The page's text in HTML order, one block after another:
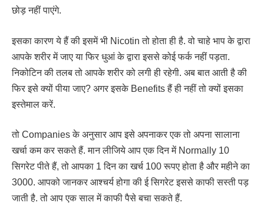
छोड़ नहीं पाएंगे.
इसका कारण ये हैं की इसमें भी Nicotin तो होता ही है. वो चाहे भाप के द्वारा
आपके शरीर में जाए या फिर धुआं के द्वारा इससे कोई फर्क नहीं पड़ता.
निकोटिन की तलब तो आपके शरीर को लगी ही रहेगी. अब बात आती है की
फिर इसे क्यों पीया जाए? अगर इसके Benefits हैं ही नहीं तो क्यों इसका
इस्तेमाल करें.
तो Companies के अनुसार आप इसे अपनाकर एक तो अपना सालाना
खर्चा कम कर सकते हैं. मान लीजिये आप एक दिन में Normally 10
सिगरेट पीते हैं, तो आपका 1 दिन का खर्च 100 रूपए होता है और महीने का
3000. आपको जानकर आश्चर्य होगा की ई सिगरेट इससे काफी सस्ती पड़
जाती है. तो आप एक साल में काफी पैसे बचा सकते हैं.